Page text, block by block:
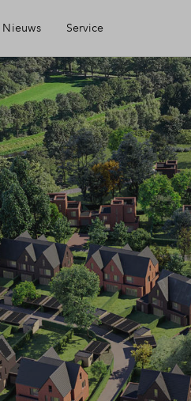
Nieuws Service
Mijn Eigen Huis
Financiële check
Financiering
Toewijzing
Woning kopen
Leeswijzer